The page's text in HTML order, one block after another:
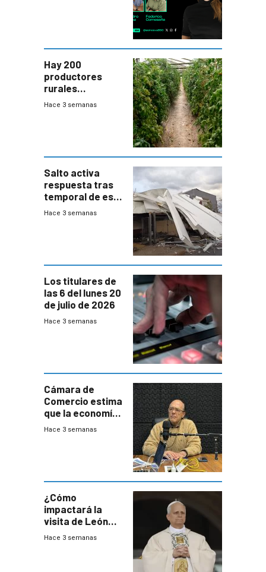
Hay 200
productores
rurales
afectados tras
Hace 3 semanas
Salto activa
respuesta tras
temporal de este
sábado con
Hace 3 semanas
Los titulares de
las 6 del lunes 20
de julio de 2026
Hace 3 semanas
Cámara de
Comercio estima
que la economía
crecerá 1,6%
Hace 3 semanas
¿Cómo
impactará la
visita de León
XIV a Uruguay?
Hace 3 semanas